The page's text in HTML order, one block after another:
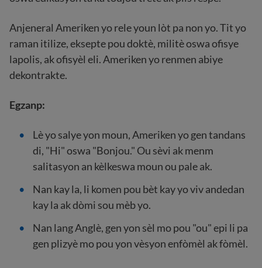
Anjeneral Ameriken yo rele youn lòt pa non yo. Tit yo
raman itilize, eksepte pou doktè, militè oswa ofisye
lapolis, ak ofisyèl eli. Ameriken yo renmen abiye
dekontrakte.
Egzanp:
Lè yo salye yon moun, Ameriken yo gen tandans
di, "Hi" oswa "Bonjou." Ou sèvi ak menm
salitasyon an kèlkeswa moun ou pale ak.
Nan kay la, li komen pou bèt kay yo viv andedan
kay la ak dòmi sou mèb yo.
Nan lang Anglè, gen yon sèl mo pou "ou" epi li pa
gen plizyè mo pou yon vèsyon enfòmèl ak fòmèl.